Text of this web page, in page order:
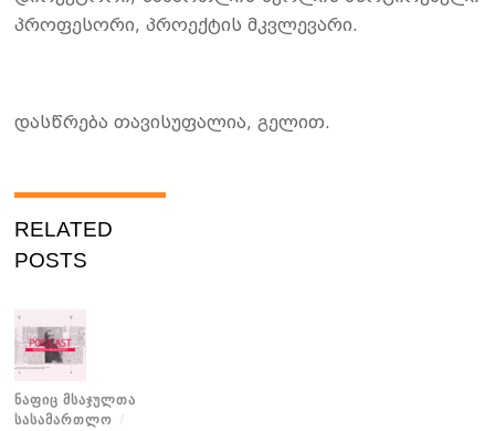
პროფესორი, პროექტის მკვლევარი.
დასწრება თავისუფალია, გელით.
RELATED
POSTS
ᲜᲐᲤᲘᲪ ᲛᲡᲐᲯᲣᲚᲗᲐ
ᲡᲐᲡᲐᲛᲐᲠᲗᲚᲝ /